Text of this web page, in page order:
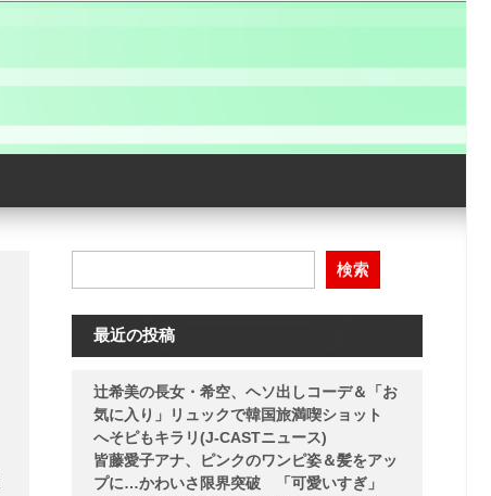
検索
最近の投稿
辻希美の長女・希空、ヘソ出しコーデ＆「お
気に入り」リュックで韓国旅満喫ショット
へそピもキラリ(J-CASTニュース)
皆藤愛子アナ、ピンクのワンピ姿＆髪をアッ
プに…かわいさ限界突破 「可愛いすぎ」